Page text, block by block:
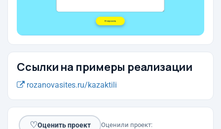
Ссылки на примеры реализации
rozanovasites.ru/kazaktili
♡Оценить проект Оценили проект: